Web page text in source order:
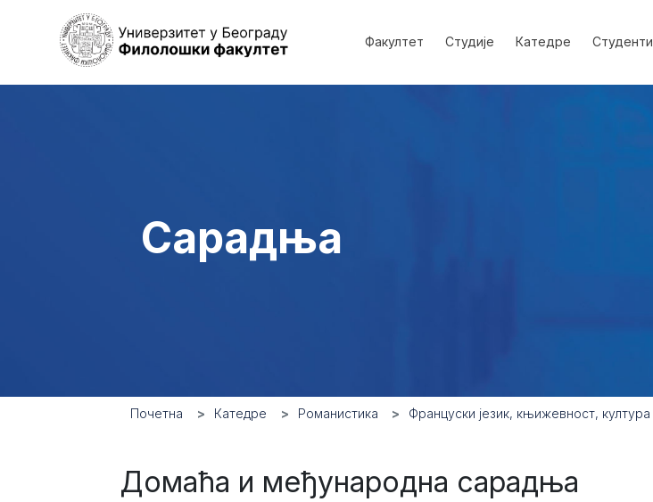
Факултет Студије Катедре Студенти
Сарадња
Почетна Катедре Романистика Француски језик, књижевност, култура
Домаћа и међународна сарадња